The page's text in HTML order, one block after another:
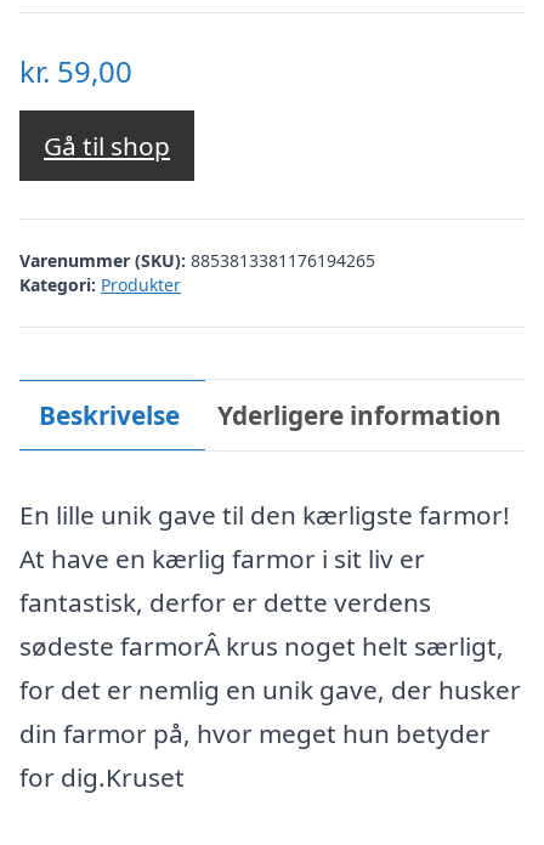
kr. 59,00
Gå til shop
Varenummer (SKU): 8853813381176194265
Kategori: Produkter
Beskrivelse Yderligere information
En lille unik gave til den kærligste farmor!
At have en kærlig farmor i sit liv er
fantastisk, derfor er dette verdens
sødeste farmorÂ krus noget helt særligt,
for det er nemlig en unik gave, der husker
din farmor på, hvor meget hun betyder
for dig.Kruset